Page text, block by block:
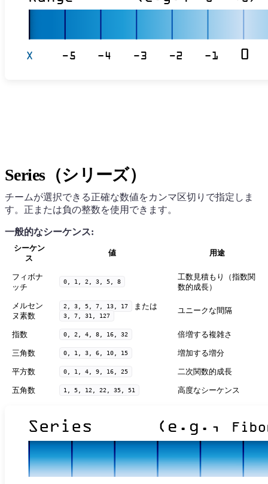
Series（シリーズ）
チームが選択できる正確な数値をカンマ区切りで指定しま
す。正または負の整数を使用できます。
一般的なシーケンス:
シーケン
ス
値 用途
フィボナ
ッチ
0, 1, 2, 3, 5, 8
工数見積もり（指数関
数的成長）
メルセン
ヌ素数
2, 3, 5, 7, 13, 17 または
3, 7, 31, 127
ユニークな間隔
指数 0, 2, 4, 8, 16, 32 倍増する複雑さ
三角数 0, 1, 3, 6, 10, 15 増加する増分
平方数 0, 1, 4, 9, 16, 25 二次関数的成長
五角数 1, 5, 12, 22, 35, 51 高度なシーケンス